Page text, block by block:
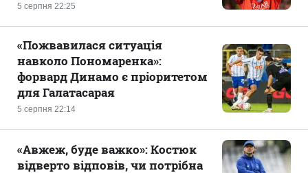
5 серпня 22:25
5 серпня 22:14
«Пожвавилася ситуація
навколо Пономаренка»:
форвард Динамо є пріоритетом
для Галатасарая
«Авжеж, буде важко»: Костюк
відверто відповів, чи потрібна